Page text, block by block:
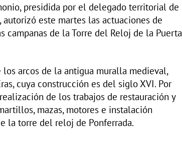
presidida por el delegado territorial de
autorizó este martes las actuaciones de
campanas de la Torre del Reloj de la Puerta
arcos de la antigua muralla medieval,
cuya construcción es del siglo XVI. Por
de los trabajos de restauración y
mazas, motores e instalación
la torre del reloj de Ponferrada.